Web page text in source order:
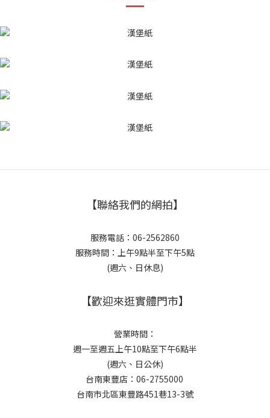
【聯絡我們的網拍】
服務電話：06-2562860
服務時間：上午9點半至下午5點
(週六、日休息)
【歡迎來逛實體門市】
營業時間：
週一至週五上午10點至下午6點半
(週六、日公休)
台南東豐店：06-2755000
台南市北區東豐路451巷13-3號